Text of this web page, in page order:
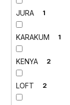
JURA 1
KARAKUM 1
KENYA 2
LOFT 2